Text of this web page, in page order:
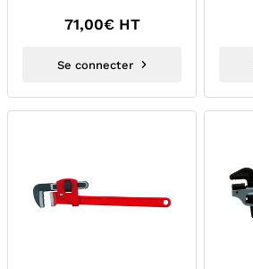
71,00€ HT
Se connecter